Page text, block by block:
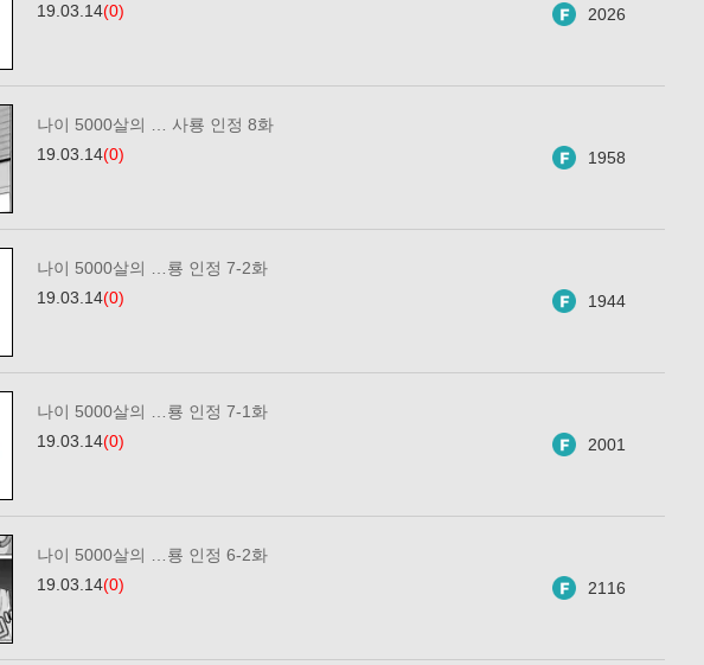
19.03.14(0) 2026
나이 5000살의 … 사룡 인정 8화
19.03.14(0) 1958
나이 5000살의 …룡 인정 7-2화
19.03.14(0) 1944
나이 5000살의 …룡 인정 7-1화
19.03.14(0) 2001
나이 5000살의 …룡 인정 6-2화
19.03.14(0) 2116